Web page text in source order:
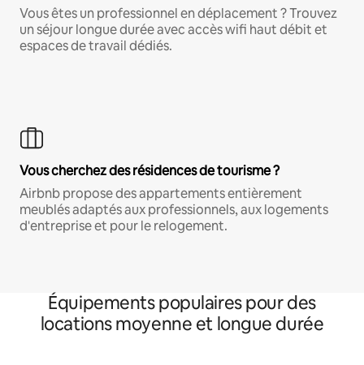
Vous êtes un professionnel en déplacement ? Trouvez
un séjour longue durée avec accès wifi haut débit et
espaces de travail dédiés.
Vous cherchez des résidences de tourisme ?
Airbnb propose des appartements entièrement
meublés adaptés aux professionnels, aux logements
d'entreprise et pour le relogement.
Équipements populaires pour des
locations moyenne et longue durée